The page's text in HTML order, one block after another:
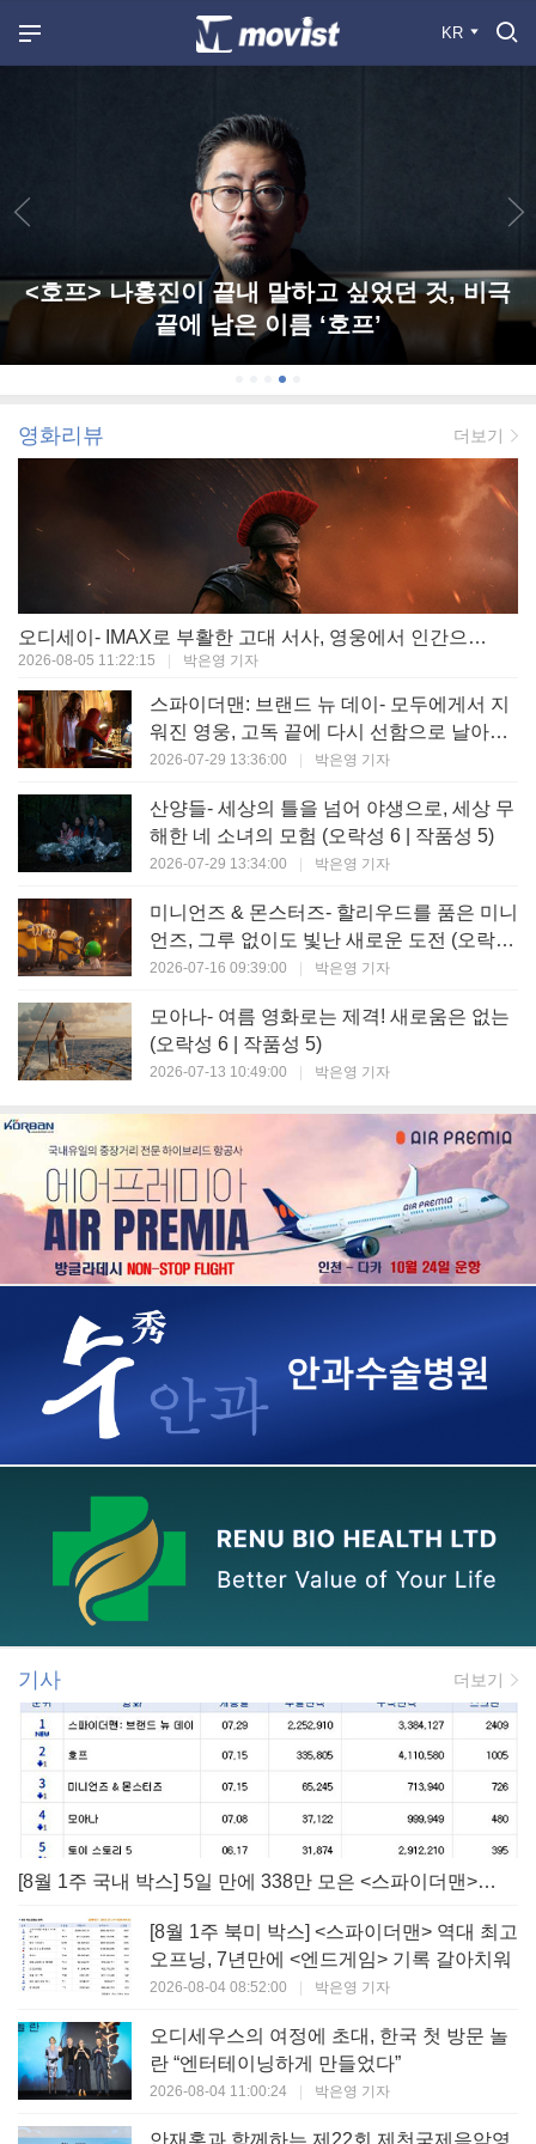
KR
<호프> 나홍진이 끝내 말하고 싶었던 것, 비극
끝에 남은 이름 ‘호프’
영화리뷰 더보기
오디세이- IMAX로 부활한 고대 서사, 영웅에서 인간으로의 귀환 (오락성 9 | 작품성 9)
2026-08-05 11:22:15 박은영 기자
스파이더맨: 브랜드 뉴 데이- 모두에게서 지
워진 영웅, 고독 끝에 다시 선함으로 날아오
르다 (오락성 8 | 작품성 8)
2026-07-29 13:36:00 박은영 기자
산양들- 세상의 틀을 넘어 야생으로, 세상 무
해한 네 소녀의 모험 (오락성 6 | 작품성 5)
2026-07-29 13:34:00 박은영 기자
미니언즈 & 몬스터즈- 할리우드를 품은 미니
언즈, 그루 없이도 빛난 새로운 도전 (오락성
7 | 작품성 6)
2026-07-16 09:39:00 박은영 기자
모아나- 여름 영화로는 제격! 새로움은 없는
(오락성 6 | 작품성 5)
2026-07-13 10:49:00 박은영 기자
기사 더보기
[8월 1주 국내 박스] 5일 만에 338만 모은 <스파이더맨> 극장가 235% 대반등, <호프>는 400만 돌파
[8월 1주 북미 박스] <스파이더맨> 역대 최고
오프닝, 7년만에 <엔드게임> 기록 갈아치워
2026-08-04 08:52:00 | 박은영 기자
오디세우스의 여정에 초대, 한국 첫 방문 놀
란 “엔터테이닝하게 만들었다”
2026-08-04 11:00:24 | 박은영 기자
안재홍과 함께하는 제22회 제천국제음악영